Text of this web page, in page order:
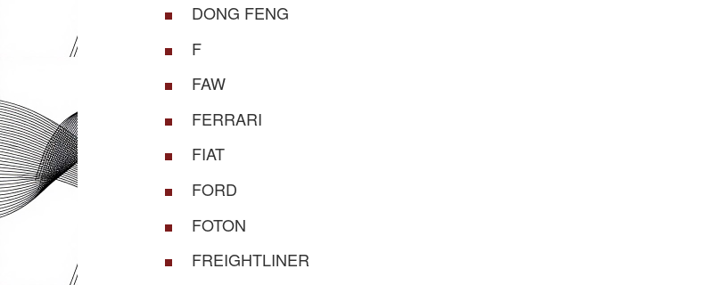
DONG FENG
F
FAW
FERRARI
FIAT
FORD
FOTON
FREIGHTLINER